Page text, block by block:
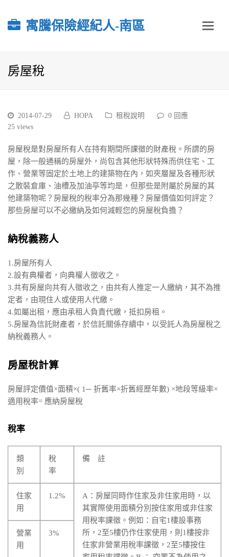
寓騰保險經紀人-南區
房屋稅
2014-07-29 HOPA 租稅說明
0 回應
25 views
房屋稅是對房屋所有人在持有期間所課徵的財產稅。所謂的房
屋，除一般通稱的房屋外，尚包含其他形狀特殊而供住宅、工
作、營業等固定於土地上的建築物在內，如夾層屋及各種形狀
之散裝倉庫、油槽及加油亭等均是，但那些是附屬於房屋的其
他建築物呢？房屋稅的稅率分為那幾種？房屋價值如何評定？
那些房屋可以不必繳納及如何減輕您的房屋稅負擔？
納稅義務人
1.房屋所有人
2.設有典權者，向典權人徵收之。
3.共有房屋向共有人徵收之，由共有人推定一人繳納，其不為推
定者，由現住人或使用人代繳。
4.如屬出租，應由承租人負責代繳，抵扣房租。
5.房屋為信託財產者，於信託關係存續中，以受託人為房屋稅之
納稅義務人。
房屋稅計算
房屋評定價值×面積×( 1─ 折舊率×折舊經歷年數) ×地段等級率×
適用稅率= 應納房屋稅
稅率
類
別
稅
率
備 註
住家
用
1.2%
A：房屋同時作住家及非住家用時，以
其實際使用面積分別按住家用或非住家
用稅率課徵。例如：自宅1樓設事務
所，2至5樓仍作住家使用，則1樓按非
住家非營業用稅率課徵，2至5樓按住
營業
用
3%